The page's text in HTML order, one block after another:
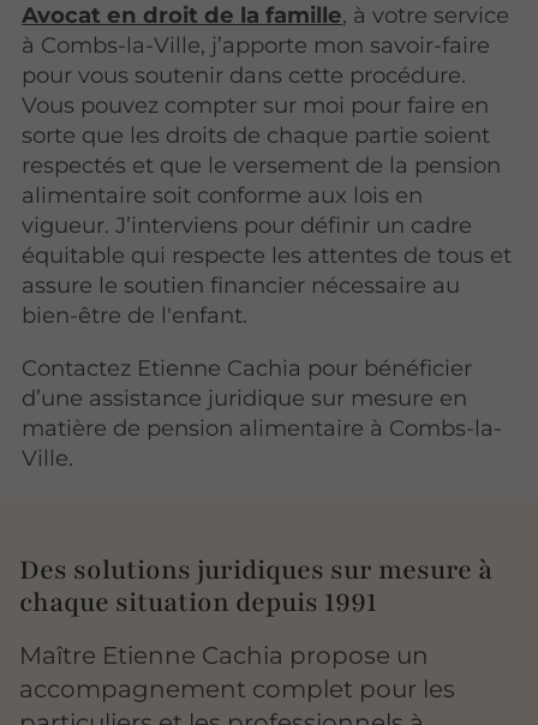
Avocat en droit de la famille, à votre service
à Combs-la-Ville, j’apporte mon savoir-faire
pour vous soutenir dans cette procédure.
Vous pouvez compter sur moi pour faire en
sorte que les droits de chaque partie soient
respectés et que le versement de la pension
alimentaire soit conforme aux lois en
vigueur. J’interviens pour définir un cadre
équitable qui respecte les attentes de tous et
assure le soutien financier nécessaire au
bien-être de l'enfant.
Contactez Etienne Cachia pour bénéficier
d’une assistance juridique sur mesure en
matière de pension alimentaire à Combs-la-
Ville.
Des solutions juridiques sur mesure à
chaque situation depuis 1991
Maître Etienne Cachia propose un
accompagnement complet pour les